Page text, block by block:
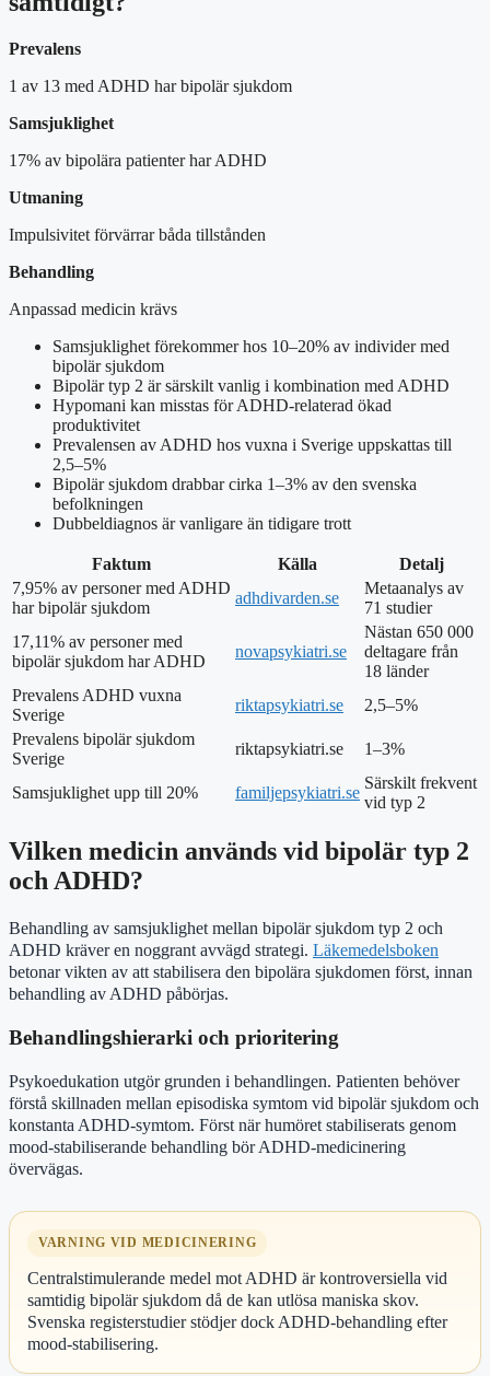
Prevalens
1 av 13 med ADHD har bipolär sjukdom
Samsjuklighet
17% av bipolära patienter har ADHD
Utmaning
Impulsivitet förvärrar båda tillstånden
Behandling
Anpassad medicin krävs
Samsjuklighet förekommer hos 10–20% av individer med
bipolär sjukdom
Bipolär typ 2 är särskilt vanlig i kombination med ADHD
Hypomani kan misstas för ADHD-relaterad ökad
produktivitet
Prevalensen av ADHD hos vuxna i Sverige uppskattas till
2,5–5%
Bipolär sjukdom drabbar cirka 1–3% av den svenska
befolkningen
Dubbeldiagnos är vanligare än tidigare trott
Faktum Källa
Detalj
7,95% av personer med ADHD
har bipolär sjukdom
adhdivarden.se
Metaanalys av
71 studier
17,11% av personer med
bipolär sjukdom har ADHD
novapsykiatri.se
Nästan 650 000
deltagare från
18 länder
Prevalens ADHD vuxna
Sverige
riktapsykiatri.se
2,5–5%
Prevalens bipolär sjukdom
Sverige
riktapsykiatri.se 1–3%
Samsjuklighet upp till 20% familjepsykiatri.se
Särskilt frekvent
vid typ 2
Vilken medicin används vid bipolär typ 2
och ADHD?
Behandling av samsjuklighet mellan bipolär sjukdom typ 2 och
ADHD kräver en noggrant avvägd strategi. Läkemedelsboken
betonar vikten av att stabilisera den bipolära sjukdomen först, innan
behandling av ADHD påbörjas.
Behandlingshierarki och prioritering
Psykoedukation utgör grunden i behandlingen. Patienten behöver
förstå skillnaden mellan episodiska symtom vid bipolär sjukdom och
konstanta ADHD-symtom. Först när humöret stabiliserats genom
mood-stabiliserande behandling bör ADHD-medicinering
övervägas.
VARNING VID MEDICINERING
Centralstimulerande medel mot ADHD är kontroversiella vid
samtidig bipolär sjukdom då de kan utlösa maniska skov.
Svenska registerstudier stödjer dock ADHD-behandling efter
mood-stabilisering.